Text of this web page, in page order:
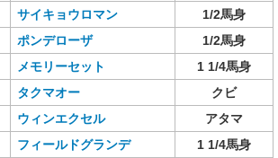
サイキョウロマン
1/2馬身
ポンデローザ
1/2馬身
メモリーセット
1 1/4馬身
タクマオー
クビ
ウィンエクセル
アタマ
フィールドグランデ
1 1/4馬身